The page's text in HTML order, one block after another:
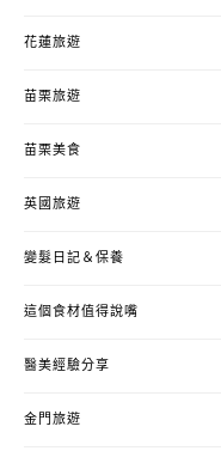
花蓮旅遊
苗栗旅遊
苗栗美食
英國旅遊
變髮日記＆保養
這個食材值得說嘴
醫美經驗分享
金門旅遊